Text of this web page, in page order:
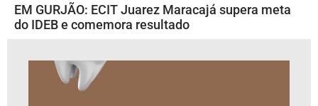
EM GURJÃO: ECIT Juarez Maracajá supera meta
do IDEB e comemora resultado